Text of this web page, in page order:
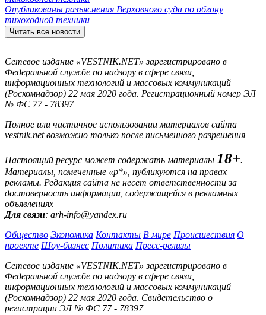
Опубликованы разъяснения Верховного суда по обгону
тихоходной техники
Читать все новости
Сетевое издание «VESTNIK.NET» зарегистрировано в
Федеральной службе по надзору в сфере связи,
информационных технологий и массовых коммуникаций
(Роскомнадзор) 22 мая 2020 года. Регистрационный номер ЭЛ
№ ФС 77 - 78397
Полное или частичное использовании материалов сайта
vestnik.net возможно только после письменного разрешения
Настоящий ресурс может содержать материалы 18+.
Материалы, помеченные «р*», публикуются на правах
рекламы. Редакция сайта не несет ответственности за
достоверность информации, содержащейся в рекламных
объявлениях
Для связи: arh-info@yandex.ru
Общество Экономика Контакты В мире Происшествия О
проекте Шоу-бизнес Политика Пресс-релизы
Сетевое издание «VESTNIK.NET» зарегистрировано в
Федеральной службе по надзору в сфере связи,
информационных технологий и массовых коммуникаций
(Роскомнадзор) 22 мая 2020 года. Свидетельство о
регистрации ЭЛ № ФС 77 - 78397